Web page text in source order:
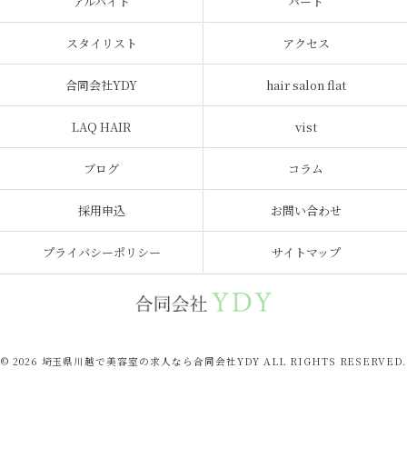
スタイリスト アクセス
合同会社YDY hair salon flat
LAQ HAIR vist
ブログ コラム
採用申込 お問い合わせ
プライバシーポリシー サイトマップ
© 2026 埼玉県川越で美容室の求人なら合同会社YDY ALL RIGHTS RESERVED.